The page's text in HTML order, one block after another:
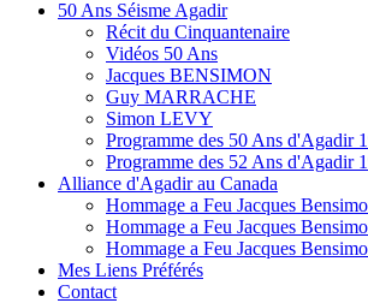
50 Ans Séisme Agadir
Récit du Cinquantenaire
Vidéos 50 Ans
Jacques BENSIMON
Guy MARRACHE
Simon LEVY
Programme des 50 Ans d'Agadir
Programme des 52 Ans d'Agadir
Alliance d'Agadir au Canada
Hommage a Feu Jacques
Hommage a Feu Jacques
Hommage a Feu Jacques
Mes Liens Préférés
Contact